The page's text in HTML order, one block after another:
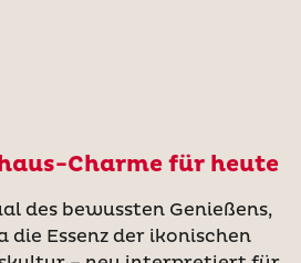
Charme für heute
des bewussten Genießens,
Essenz der ikonischen